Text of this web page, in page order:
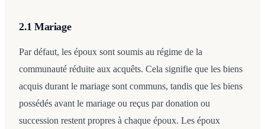
2.1 Mariage
Par défaut, les époux sont soumis au régime de la
communauté réduite aux acquêts. Cela signifie que les biens
acquis durant le mariage sont communs, tandis que les biens
possédés avant le mariage ou reçus par donation ou
succession restent propres à chaque époux. Les époux